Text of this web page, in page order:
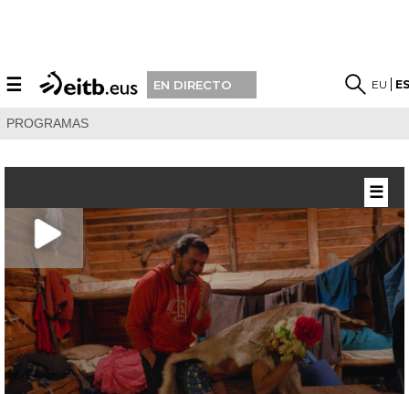
☰ EN DIRECTO EU
PROGRAMAS
☰